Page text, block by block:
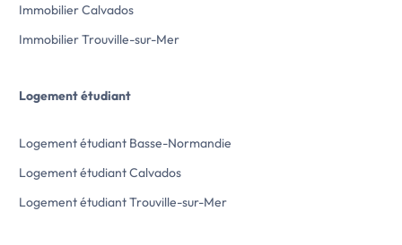
Immobilier Calvados
Immobilier Trouville-sur-Mer
Logement étudiant
Logement étudiant Basse-Normandie
Logement étudiant Calvados
Logement étudiant Trouville-sur-Mer